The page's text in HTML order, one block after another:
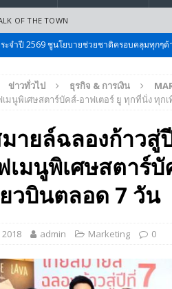
OF THE TOWN
จำปี 2569 ชูนโยบายช่วยชาติครอบคลุมทุกๆด้
Bangkok International Motor 2026 ที่ค
กำลัง สกัด!! เจาะสนามเจดีย์ใหญ่: เมื่อคะแนน
ผู้นำ EV สองล้อที่เข้าใจผู้ใช้ไทยมากที่สุด
อาหารสุขภาพ “GIN-D”
ข่าวทั่วไป ธุรกิจ & การเงิน
เมนูพิเศษสตาร์บัคส์-อาฟเตอร์ ยู ทุกที่นั่ง ทุก
ายล์ฉลองก้าวสู่
เมนูพิเศษสตาร์
วบินตลอด 7 วัน
2018 admin Marketing 0